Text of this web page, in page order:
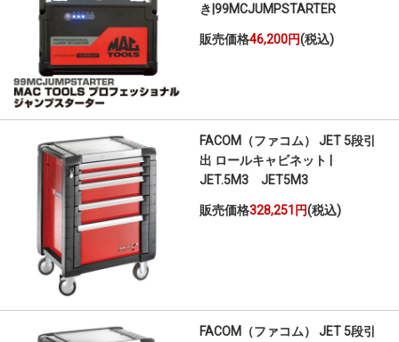
き|99MCJUMPSTARTER
販売価格46,200円(税込)
FACOM（ファコム） JET 5段引
出 ロールキャビネット |
JET.5M3 JET5M3
販売価格328,251円(税込)
FACOM（ファコム） JET 5段引